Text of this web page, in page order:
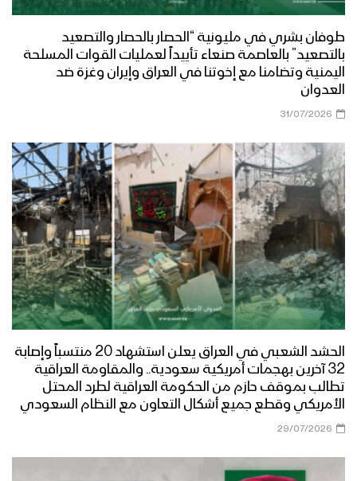
طوفان بشري في مليونية “الحصار بالحصار والتصعيد
بالتصعيد” بالعاصمة صنعاء تأييداً لعمليات القوات المسلحة
اليمنية وتضامنا مع إخوتنا في العراق وإيران وغزة ضد
العدوان
31/07/2026
الحشد الشعبي في العراق يعلن استشهاد 20 منتسباً وإصابة
32 آخرين بهجمات أمريكية سعودية.. والمقاومة العراقية
تطالب بموقف حازم من الحكومة العراقية لطرد المحتل
الأمريكي وقطع جميع أشكال التعاون مع النظام السعودي
29/07/2026